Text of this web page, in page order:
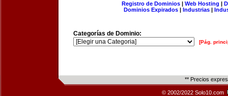
Registro de Dominios| Web Hosting |
Dominios Expirados | Industrias |
Categorías de Dominio:
[Pág.
** Precios
© 2002/2022 Solo10.com